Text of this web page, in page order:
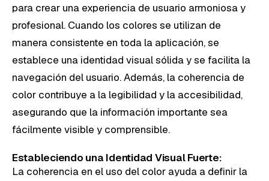
para crear una experiencia de usuario armoniosa y
profesional. Cuando los colores se utilizan de
manera consistente en toda la aplicación, se
establece una identidad visual sólida y se facilita la
navegación del usuario. Además, la coherencia de
color contribuye a la legibilidad y la accesibilidad,
asegurando que la información importante sea
fácilmente visible y comprensible.
Estableciendo una Identidad Visual Fuerte:
La coherencia en el uso del color ayuda a definir la